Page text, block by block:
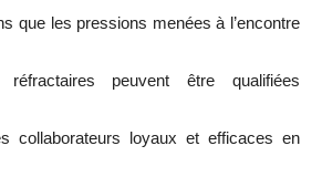
que les pressions menées à l’encontre
peuvent être qualifiées
collaborateurs loyaux et efficaces en